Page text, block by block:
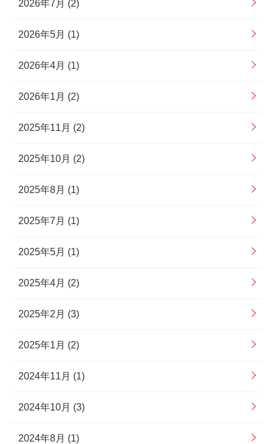
2026年7月 (2)
2026年5月 (1)
2026年4月 (1)
2026年1月 (2)
2025年11月 (2)
2025年10月 (2)
2025年8月 (1)
2025年7月 (1)
2025年5月 (1)
2025年4月 (2)
2025年2月 (3)
2025年1月 (2)
2024年11月 (1)
2024年10月 (3)
2024年8月 (1)